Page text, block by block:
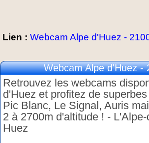
Lien : Webcam Alpe d'Huez -
Webcam Alpe d'Huez -
Retrouvez les webcams
d'Huez et profitez de
Pic Blanc, Le Signal, Auris
2 à 2700m d'altitude ! -
Huez